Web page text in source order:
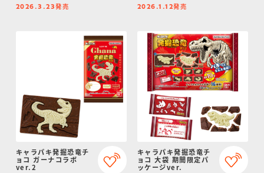
2026.3.23発売 2026.1.12発売
キャラパキ発掘恐竜チ
ョコ ガーナコラボ
ver.2
キャラパキ発掘恐竜チ
ョコ 大袋 期間限定パ
ッケージver.